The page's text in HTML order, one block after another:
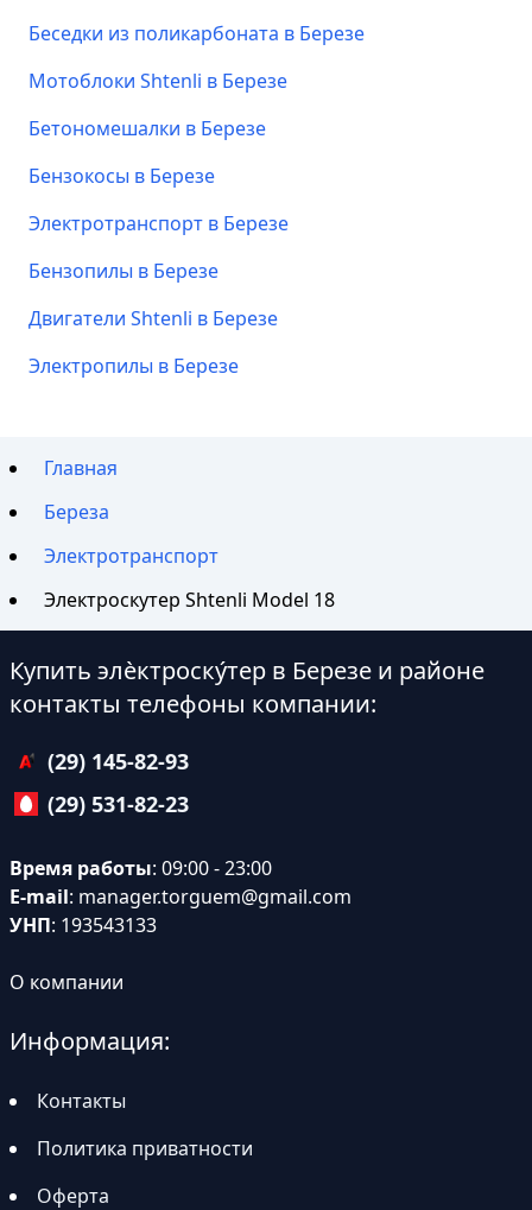
Беседки из поликарбоната в Березе
Мотоблоки Shtenli в Березе
Бетономешалки в Березе
Бензокосы в Березе
Электротранспорт в Березе
Бензопилы в Березе
Двигатели Shtenli в Березе
Электропилы в Березе
Главная
Береза
Электротранспорт
Электроскутер Shtenli Model 18
Купить элѐктроску́тер в Березе и районе
контакты телефоны компании:
(29) 145-82-93
(29) 531-82-23
Время работы: 09:00 - 23:00
E-mail: manager.torguem@gmail.com
УНП: 193543133
О компании
Информация:
Контакты
Политика приватности
Оферта